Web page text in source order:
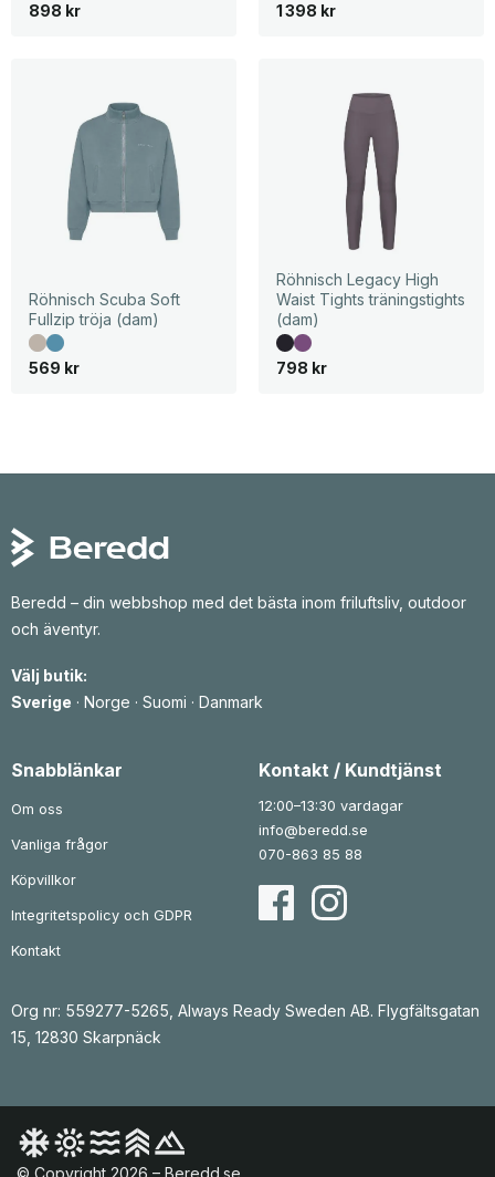
898 kr 1 398 kr
Röhnisch Scuba Soft
Fullzip tröja (dam)
569 kr
Röhnisch Legacy High
Waist Tights träningstights
(dam)
798 kr
Beredd – din webbshop med det bästa inom friluftsliv, outdoor
och äventyr.
Välj butik:
Sverige · Norge · Suomi · Danmark
Snabblänkar
Om oss
Vanliga frågor
Köpvillkor
Integritetspolicy och GDPR
Kontakt
Kontakt / Kundtjänst
12:00–13:30 vardagar
info@beredd.se
070-863 85 88
Org nr: 559277-5265, Always Ready Sweden AB. Flygfältsgatan
15, 12830 Skarpnäck
© Copyright 2026 – Beredd.se